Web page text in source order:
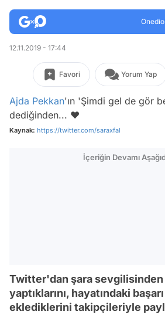
12.11.2019 - 17:44
Favori Yorum Yap
Ajda Pekkan'ın 'Şimdi gel de gör
dediğinden... ❤️
Kaynak: https://twitter.com/saraxfal
İçeriğin Devamı
Twitter'dan şara sevgilisinden
yaptıklarını, hayatındaki
eklediklerini takipçileriyle